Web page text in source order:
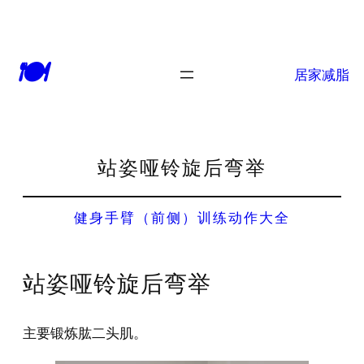
🍽 居家减脂
站姿哑铃旋后弯举
健身手臂（前侧）训练动作大全
站姿哑铃旋后弯举
主要锻炼肱二头肌。